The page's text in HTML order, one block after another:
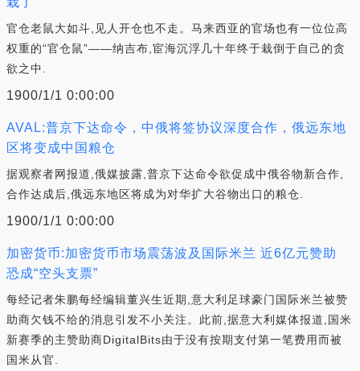
官仓老鼠大如斗,见人开仓也不走。马来西亚的官场也有一位位高
权重的“官仓鼠”——纳吉布,宦海沉浮几十年终于栽倒于自己的贪
欲之中.
1900/1/1 0:00:00
AVAL:普京下达命令，中俄将签协议深度合作，俄远东地
区将变成中国粮仓
据观察者网报道,俄媒披露,普京下达命令欲促成中俄谷物新合作,
合作达成后,俄远东地区将成为对华扩大谷物出口的粮仓.
1900/1/1 0:00:00
加密货币:加密货币市场震荡波及国际米兰 近6亿元赞助
恐成“空头支票”
每经记者朱鹏每经编辑董兴生近期,意大利足球豪门国际米兰被赞
助商欠钱不给的消息引发不小关注。此前,据意大利媒体报道,国米
新赛季的主赞助商DigitalBits由于没有按期支付第一笔费用而被
国米从官.